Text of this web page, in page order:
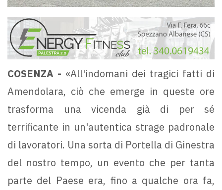
COSENZA - «All'indomani dei tragici fatti di
Amendolara, ciò che emerge in queste ore
trasforma una vicenda già di per sé
terrificante in un'autentica strage padronale
di lavoratori. Una sorta di Portella di Ginestra
del nostro tempo, un evento che per tanta
parte del Paese era, fino a qualche ora fa,